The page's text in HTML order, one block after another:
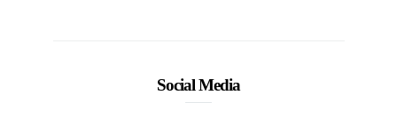
Social Media